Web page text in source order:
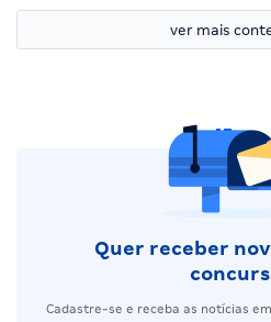
ver mais
Quer receber
Cadastre-se e receba as notícias